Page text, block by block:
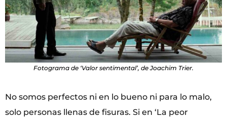
Fotograma de ‘Valor sentimental’, de Joachim Trier.
No somos perfectos ni en lo bueno ni para lo malo,
solo personas llenas de fisuras. Si en ‘La peor